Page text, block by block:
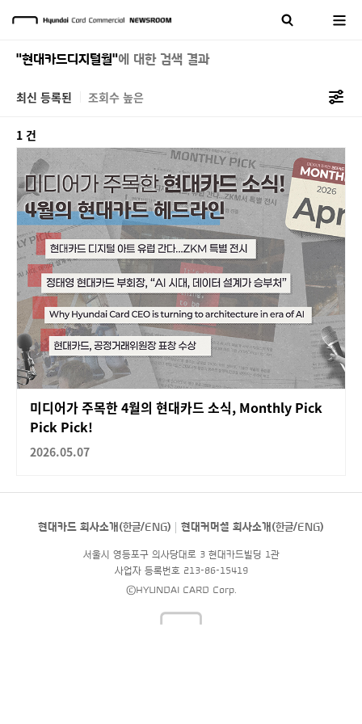
"현대카드디지털월"에 대한 검색 결과
최신 등록된 조회수 높은
1 건
미디어가 주목한 4월의 현대카드 소식, Monthly Pick
Pick Pick!
2026.05.07
현대카드 회사소개(한글/ENG) 현대커머셜 회사소개(한글/ENG)
서울시 영등포구 의사당대로 3 현대카드빌딩 1관
사업자 등록번호 213-86-15419
©HYUNDAI CARD Corp.